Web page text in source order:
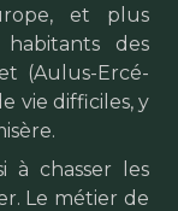
et plus
des
(Aulus-Ercé-
vie difficiles, y
à chasser les
Le métier de